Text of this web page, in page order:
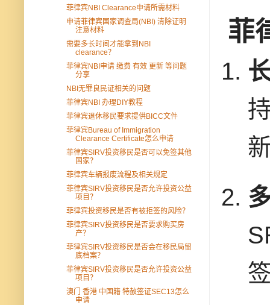
菲
菲律宾NBI Clearance申请所需材料
申请菲律宾国家调查局(NBI) 清除证明
注意材料
需要多长时间才能拿到NBI
clearance？
菲律宾NBI申请 缴费 有效 更新 等问题
分享
NBI无罪良民证相关的问题
菲律宾NBI 办理DIY教程
菲律宾退休移民要求提供BICC文件
菲律宾Bureau of Immigration
Clearance Certificate怎么申请
菲律宾SIRV投资移民是否可以免签其他
国家？
菲律宾车辆报废流程及相关规定
菲律宾SIRV投资移民是否允许投资公益
项目？
菲律宾投资移民是否有被拒签的风险？
菲律宾SIRV投资移民是否要求购买房
产？
菲律宾SIRV投资移民是否会在移民局留
底档案？
菲律宾SIRV投资移民是否允许投资公益
项目？
澳门 香港 中国籍 特赦签证SEC13怎么
申请